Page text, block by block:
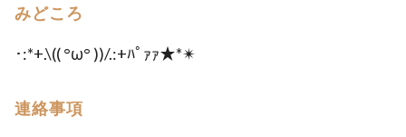
みどころ
･:*+.\(( °ω° ))/.:+ﾊﾟｧｧ★*✴︎
連絡事項